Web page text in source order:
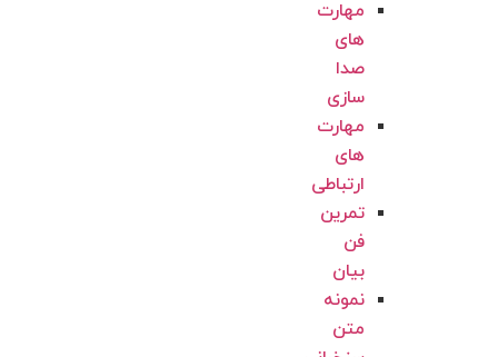
مهارت
های
صدا
سازی
مهارت
های
ارتباطی
تمرین
فن
بیان
نمونه
متن